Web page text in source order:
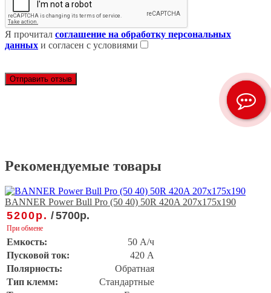
Я прочитал cоглашение на обработку персональных
данных и согласен с условиями
Отправить отзыв
Рекомендуемые товары
BANNER Power Bull Pro (50 40) 50R 420A 207x175x190
5200р. /
При обмене
5700р.
Емкость:
50 А/ч
Пусковой ток:
420 А
Полярность:
Обратная
Тип клемм:
Стандартные